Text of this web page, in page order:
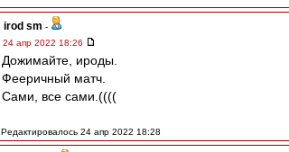
irod sm -
24 апр 2022 18:26
Дожимайте, ироды.
Фееричный матч.
Сами, все сами.((((
Редактировалось 24 апр 2022 18:28